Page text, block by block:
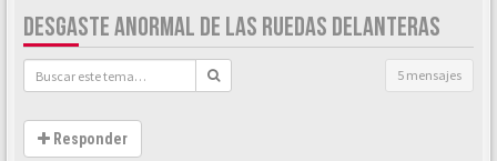
DESGASTE ANORMAL DE LAS RUEDAS DELANTERAS
5 mensajes
Responder